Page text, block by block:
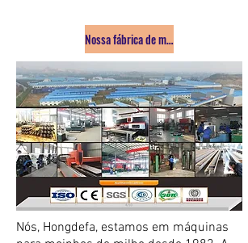
Nossa fábrica de máquinas de
Nós, Hongdefa, estamos em máquinas